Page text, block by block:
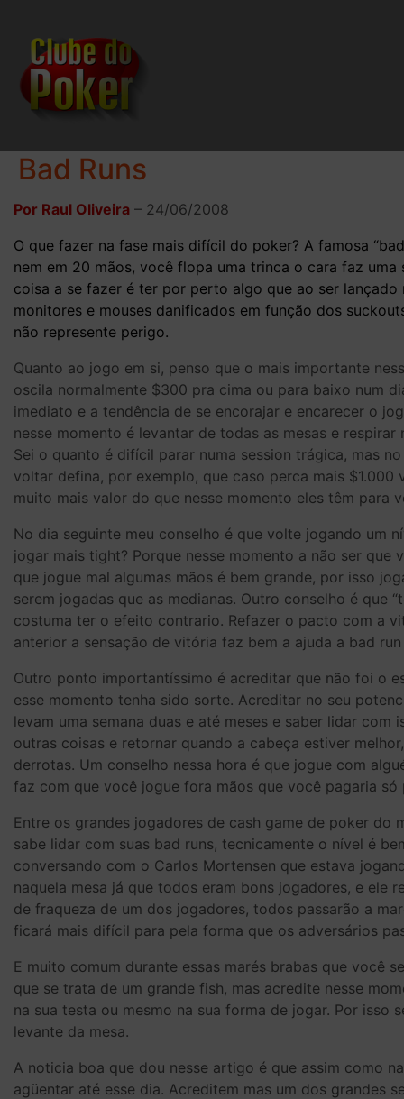
Bad Runs
Por Raul Oliveira – 24/06/2008
O que fazer na fase mais difícil do poker? A famosa
nem em 20 mãos, você flopa uma trinca o cara faz
coisa a se fazer é ter por perto algo que ao ser
monitores e mouses danificados em função dos
não represente perigo.
Quanto ao jogo em si, penso que o mais importante
oscila normalmente $300 pra cima ou para baixo num
imediato e a tendência de se encorajar e encarecer o
nesse momento é levantar de todas as mesas e
Sei o quanto é difícil parar numa session trágica, mas
voltar defina, por exemplo, que caso perca mais
muito mais valor do que nesse momento eles têm para
No dia seguinte meu conselho é que volte jogando um
jogar mais tight? Porque nesse momento a não ser
que jogue mal algumas mãos é bem grande, por isso
serem jogadas que as medianas. Outro conselho é que
costuma ter o efeito contrario. Refazer o pacto com a
anterior a sensação de vitória faz bem a ajuda a bad run
Outro ponto importantíssimo é acreditar que não foi o
esse momento tenha sido sorte. Acreditar no seu
levam uma semana duas e até meses e saber lidar
outras coisas e retornar quando a cabeça estiver
derrotas. Um conselho nessa hora é que jogue com
faz com que você jogue fora mãos que você pagaria
Entre os grandes jogadores de cash game de poker
sabe lidar com suas bad runs, tecnicamente o nível é
conversando com o Carlos Mortensen que estava
naquela mesa já que todos eram bons jogadores, e ele
de fraqueza de um dos jogadores, todos passarão a
ficará mais difícil para pela forma que os adversários
E muito comum durante essas marés brabas que você
que se trata de um grande fish, mas acredite nesse
na sua testa ou mesmo na sua forma de jogar. Por
levante da mesa.
A noticia boa que dou nesse artigo é que assim como
agüentar até esse dia. Acreditem mas um dos grandes